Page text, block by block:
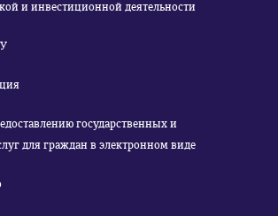
и инвестиционной деятельности
государственных и
для граждан в электронном виде